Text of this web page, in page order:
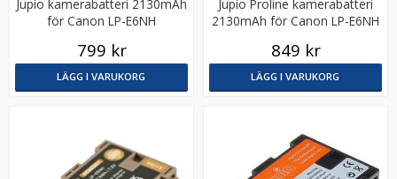
Jupio Laddplatta för Canon NB-10L
★★ ★
Jupio kamerabatteri 2130mAh
för Canon LP-E6NH
799 kr
LÄGG I VARUKORG
Jupio Proline kamerabatteri
2130mAh för Canon LP-E6NH
849 kr
LÄGG I VARUKORG